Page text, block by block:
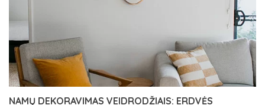
NAMŲ DEKORAVIMAS VEIDRODŽIAIS: ERDVĖS